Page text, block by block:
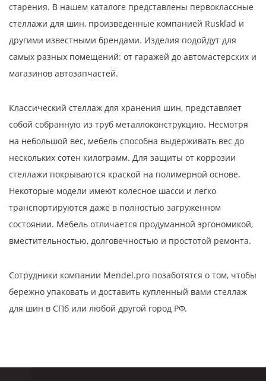
старения. В нашем каталоге представлены первоклассные
стеллажи для шин, произведенные компанией Rusklad и
другими известными брендами. Изделия подойдут для
самых разных помещений: от гаражей до автомастерских и
магазинов автозапчастей.
Классический стеллаж для хранения шин, представляет
собой собранную из труб металлоконструкцию. Несмотря
на небольшой вес, мебель способна выдерживать вес до
нескольких сотен килограмм. Для защиты от коррозии
стеллажи покрываются краской на полимерной основе.
Некоторые модели имеют колесное шасси и легко
транспортируются даже в полностью загруженном
состоянии. Мебель отличается продуманной эргономикой,
вместительностью, долговечностью и простотой ремонта.
Сотрудники компании Mendel.pro позаботятся о том, чтобы
бережно упаковать и доставить купленный вами стеллаж
для шин в СПб или любой другой город РФ.